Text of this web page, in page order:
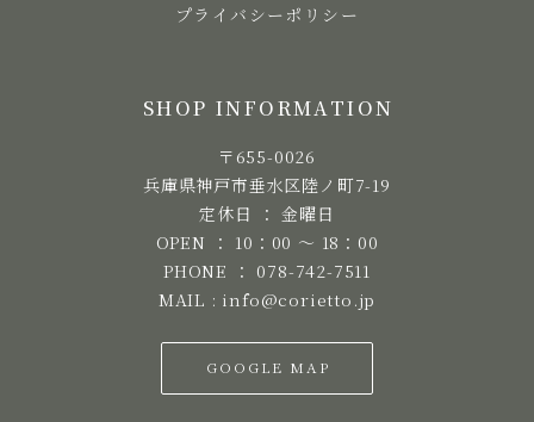
プライバシーポリシー
SHOP INFORMATION
〒655-0026
兵庫県神戸市垂水区陸ノ町7-19
定休日 ： 金曜日
OPEN ： 10：00 ～ 18：00
PHONE ： 078-742-7511
MAIL : info@corietto.jp
GOOGLE MAP